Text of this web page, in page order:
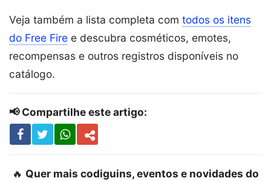
Veja também a lista completa com todos os itens
do Free Fire e descubra cosméticos, emotes,
recompensas e outros registros disponíveis no
catálogo.
📢 Compartilhe este artigo:
🔥 Quer mais codiguins, eventos e novidades do